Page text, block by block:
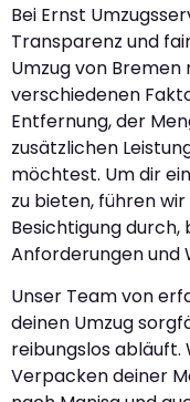
Bei Ernst
Transparenz und
Umzug von
verschiedenen
Entfernung, der
zusätzlichen
möchtest. Um dir
zu bieten, führen
Besichtigung durch,
Anforderungen und
Unser Team von
deinen Umzug
reibungslos abläuft.
Verpacken deiner